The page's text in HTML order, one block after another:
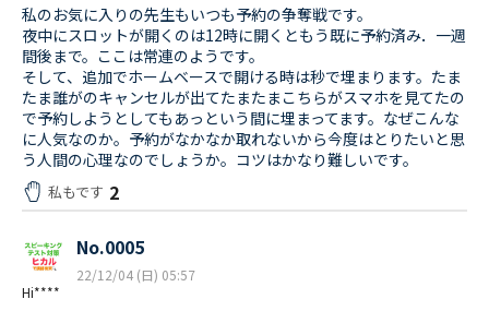
私のお気に入りの先生もいつも予約の争奪戦です。
夜中にスロットが開くのは12時に開くともう既に予約済み．一週
間後まで。ここは常連のようです。
そして、追加でホームベースで開ける時は秒で埋まります。たま
たま誰がのキャンセルが出てたまたまこちらがスマホを見てたの
で予約しようとしてもあっという間に埋まってます。なぜこんな
に人気なのか。予約がなかなか取れないから今度はとりたいと思
う人間の心理なのでしょうか。コツはかなり難しいです。
私もです 2
Hi****
No.0005
22/12/04 (日) 05:57